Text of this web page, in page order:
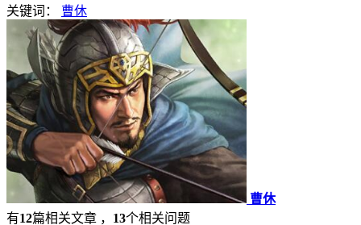
关键词： 曹休
曹休
有12篇相关文章 ， 13个相关问题